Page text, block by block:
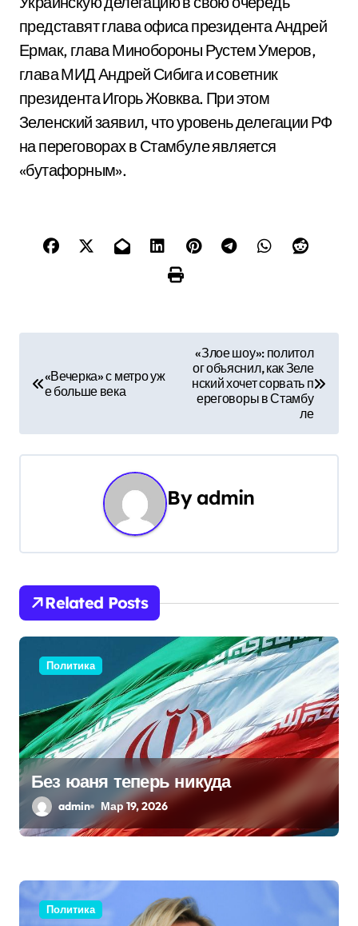
представят глава офиса президента Андрей
Ермак, глава Минобороны Рустем Умеров,
глава МИД Андрей Сибига и советник
президента Игорь Жовква. При этом
Зеленский заявил, что уровень делегации РФ
на переговорах в Стамбуле является
«бутафорным».
и
ц
и
я
п
з
а
п
и
с
я
м
«Вечерка» с метро уж
е больше века
«Злое шоу»: политол
ог объяснил, как Зеле
нский хочет сорвать п
ереговоры в Стамбу
ле
Byadmin
Related Posts
Политика
Без юаня теперь никуда
admin Мар 19, 2026
Политика